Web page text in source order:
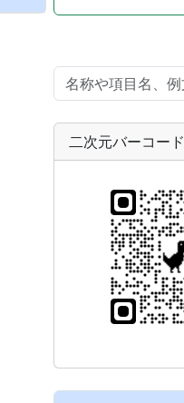
二次元バーコード